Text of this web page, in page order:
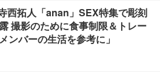
西拓人「anan」SEX特集で彫刻
撮影のために食事制限＆トレー
ンバーの生活を参考に」